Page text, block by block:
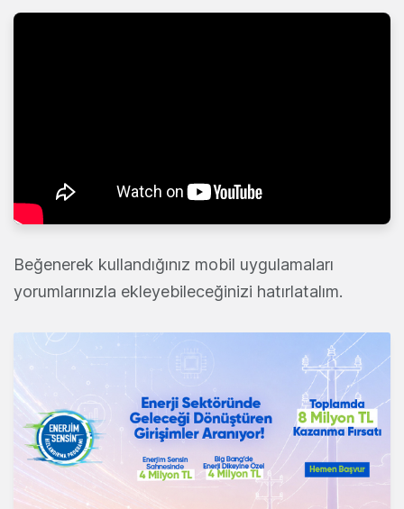
Beğenerek kullandığınız mobil uygulamaları
yorumlarınızla ekleyebileceğinizi hatırlatalım.